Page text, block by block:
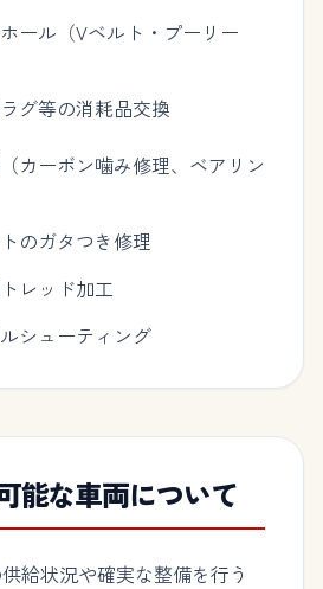
ール（Vベルト・プーリー
グ等の消耗品交換
カーボン噛み修理、ベアリン
のガタつき修理
レッド加工
シューティング
能な車両について
給状況や確実な整備を行う